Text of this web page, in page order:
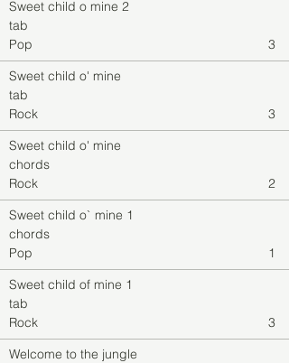
Sweet child o mine 2
tab
Pop
3
Sweet child o' mine
tab
Rock
3
Sweet child o' mine
chords
Rock
2
Sweet child o` mine 1
chords
Pop
1
Sweet child of mine 1
tab
Rock
3
Welcome to the jungle